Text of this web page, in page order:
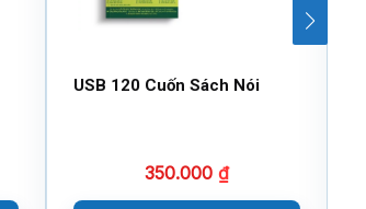
USB 120 Cuốn Sách Nói
350.000 ₫